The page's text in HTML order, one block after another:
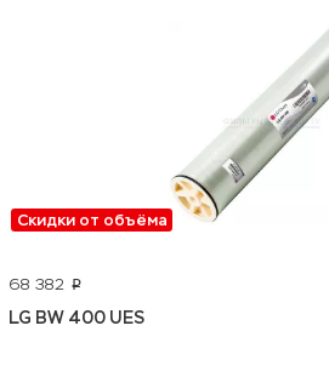
Скидки от объёма
68 382 p
LG BW 400 UES